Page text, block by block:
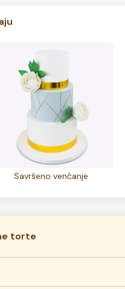
Savršeno venčanje
torte